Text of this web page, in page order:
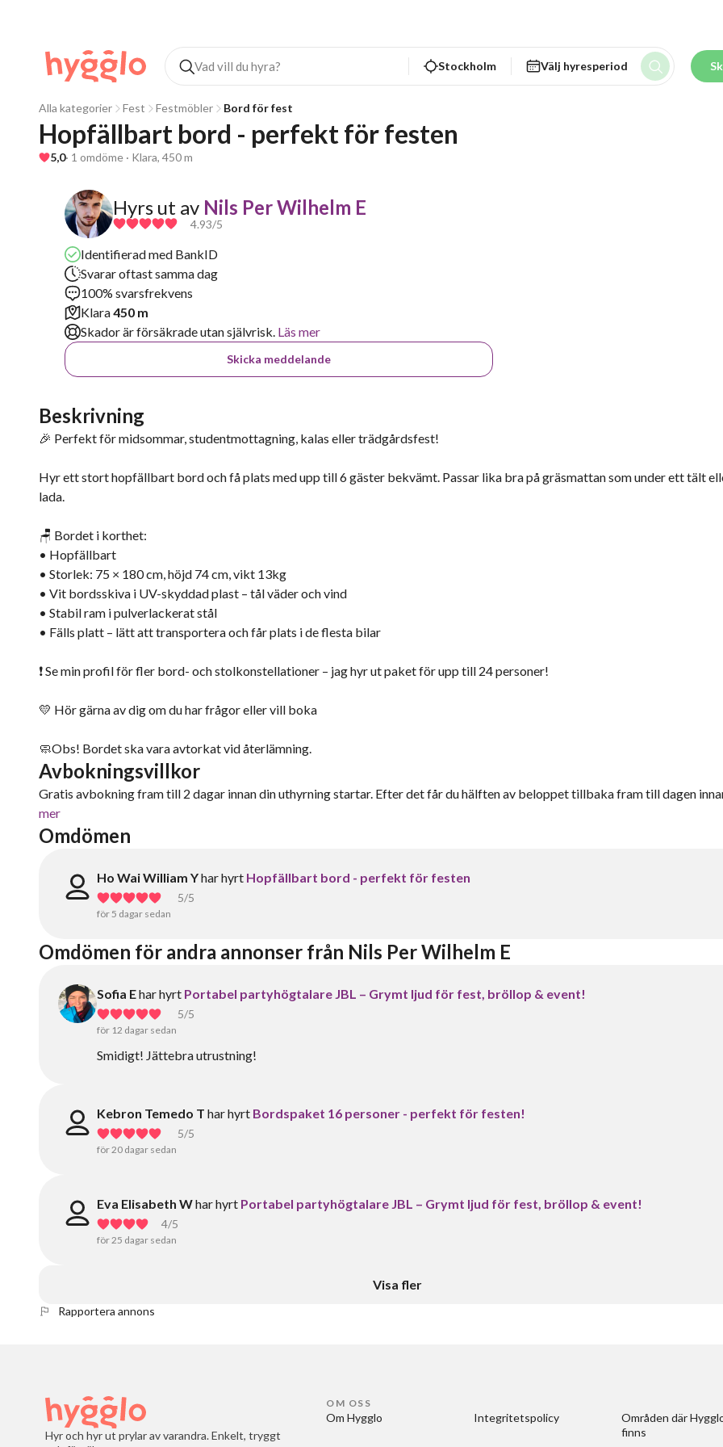
Stockholm Välj hyresperiod
Alla kategorier Fest Festmöbler Bord för fest
Hopfällbart bord - perfekt för festen
5,0· 1 omdöme · Klara, 450 m
Hyrs ut av Nils Per Wilhelm E
4.93/5
Identifierad med BankID
Svarar oftast samma dag
100% svarsfrekvens
Klara450 m
Skador är försäkrade utan självrisk. Läs mer
Skicka meddelande
Beskrivning
🎉 Perfekt för midsommar, studentmottagning, kalas eller trädgårdsfest!
Hyr ett stort hopfällbart bord och få plats med upp till 6 gäster bekvämt. Passar lika bra på gräsmattan som under ett tält
lada.
🪑 Bordet i korthet:
• Hopfällbart
• Storlek: 75 × 180 cm, höjd 74 cm, vikt 13kg
• Vit bordsskiva i UV-skyddad plast – tål väder och vind
• Stabil ram i pulverlackerat stål
• Fälls platt – lätt att transportera och får plats i de flesta bilar
❗️ Se min profil för fler bord- och stolkonstellationer – jag hyr ut paket för upp till 24 personer!
💛 Hör gärna av dig om du har frågor eller vill boka
🧼Obs! Bordet ska vara avtorkat vid återlämning.
Avbokningsvillkor
Gratis avbokning fram till 2 dagar innan din uthyrning startar. Efter det får du hälften av beloppet tillbaka fram till dagen
mer
Omdömen
Ho Wai William Yhar hyrt Hopfällbart bord - perfekt för festen
5/5
för 5 dagar sedan
Omdömen för andra annonser från Nils Per Wilhelm E
Sofia Ehar hyrt Portabel partyhögtalare JBL – Grymt ljud för fest, bröllop & event!
5/5
för 12 dagar sedan
Smidigt! Jättebra utrustning!
Kebron Temedo T har hyrt Bordspaket 16 personer - perfekt för festen!
5/5
för 20 dagar sedan
Eva Elisabeth Whar hyrt Portabel partyhögtalare JBL – Grymt ljud för fest, bröllop & event!
4/5
för 25 dagar sedan
Visa fler
Rapportera annons
Hyr och hyr ut prylar av varandra. Enkelt, tryggt
OM OSS
Om Hygglo Integritetspolicy
Områden där
finns